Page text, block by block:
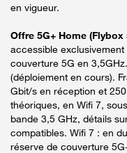
en vigueur.
Offre 5G+ Home (Flybox
accessible
couverture 5G en
(déploiement en cours).
Gbit/s en réception et
théoriques, en Wifi 7,
bande 3,5 GHz, détails
compatibles. Wifi 7 : en
réserve de couverture